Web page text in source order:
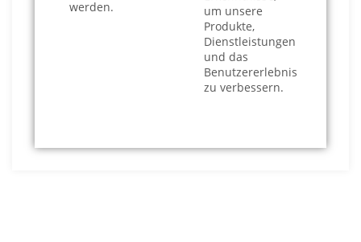
Beantragt ein Gläubiger, Ihnen die
Restschuldbefreiung zu versagen, verteidigen
werden.
um unsere
Produkte,
Dienstleistungen
und das
Benutzererlebnis
zu verbessern.